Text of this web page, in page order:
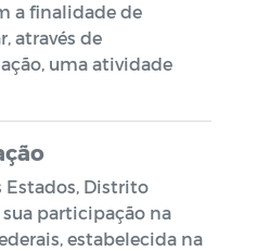
a finalidade de
através de
uma atividade
Estados, Distrito
participação na
estabelecida na